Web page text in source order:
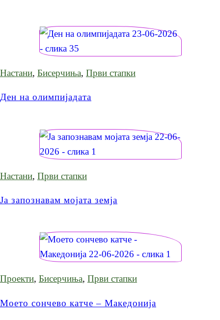
Настани, Бисерчиња, Први стапки
Ден на олимпијадата
Настани, Први стапки
Ја запознавам мојата земја
Проекти, Бисерчиња, Први стапки
Моето сончево катче – Македонија